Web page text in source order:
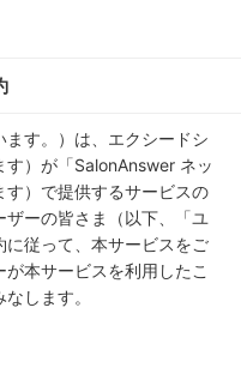
す。）は、エクシードシ
）が「SalonAnswer ネッ
す）で提供するサービスの
ーの皆さま（以下、「ユ
従って、本サービスをご
本サービスを利用したこ
します。